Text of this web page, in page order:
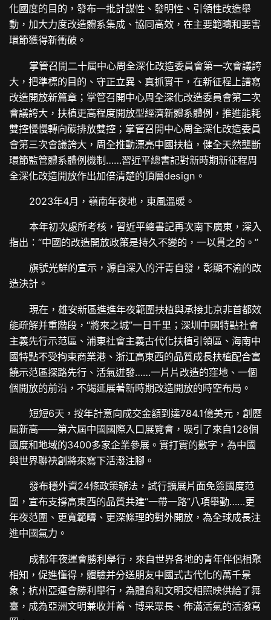
化國度的目的，發布一批計謀性、發明性、引領性改造舉
動，加大力度改造體系集成、協同高效，在主要範疇和要害
環節獲得新衝破。
掌管召開二十屆中心周全深化改造委員會第一次會議誇
大，把準標的目的、守正立異、真抓實干，在新征程上譜寫
改造開放新篇章；掌管召開中心周全深化改造委員會第二次
會議誇大，扶植更高程度開放型經濟新體系體例，推進能耗
雙控慢慢轉向碳排放雙控；掌管召開中心周全深化改造委員
會第三次會議誇大，周全推動漂亮中國扶植，健全天然壟斷
環節監管體系體例機制……習近平總書記對新時期新征程周
全深化改造開放作出加倍清楚的頂層design。
2023年4月，嶺南年夜地，東風溫暖。
本年初次處所考核，習近平總書記再次南下廣東，深入
指出：“中國的改造開放政策是持久不變的，一以貫之的。”
旗號光鮮的宣示，源自深入的汗青自發，彰顯不渝的改
造決計。
現在，雄安新區進進年夜範圍扶植與承接北京非首都效
能疏解并重階段，“將來之城”一日千里；深圳中國特點社會
主義先行示范區、浦東社會主義古代化扶植引領區、海南中
國特點不受拘束商業港、浙江高東西的品質成長扶植配合富
饒示范區探路先行、活氣迸發……一片片改造的窪地、一個
個開放的前沿，不竭延展著新時期改造開放的時空布局。
短短6天，按年計意向成交金額到達784.1億美元，創歷
屆新高——第六屆中國國際入口展覽會，吸引了來自128個
國度和地域的3400多家企業參展。實打實的數字，為中國
與世界聯袂創將來寫下活潑注腳。
發布穩外資24條政策辦法，試行擴展片面免簽國度范
圍，宣布支撐高東西的品質共建“一帶一路”八項舉動……更
年夜范圍、更寬範疇、更深條理的對外開放，為全球成長注
進中國氣力。
成都年夜運會勝利舉行，來自世界各地的青年伴侶相聚
相知，促進懂得，體驗并分送朋友中國式古代化的萬千景
象；杭州亞運會勝利舉行，為體育和文明交相照映供給了舞
臺，成為亞洲文明兼收并蓄、博采眾長、佈滿活氣的活潑寫